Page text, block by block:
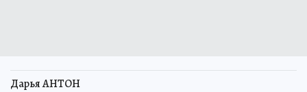
Дарья АНТОН